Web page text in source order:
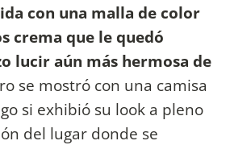
con una malla de color
crema que le quedó
lucir aún más hermosa de
se mostró con una camisa
si exhibió su look a pleno
del lugar donde se